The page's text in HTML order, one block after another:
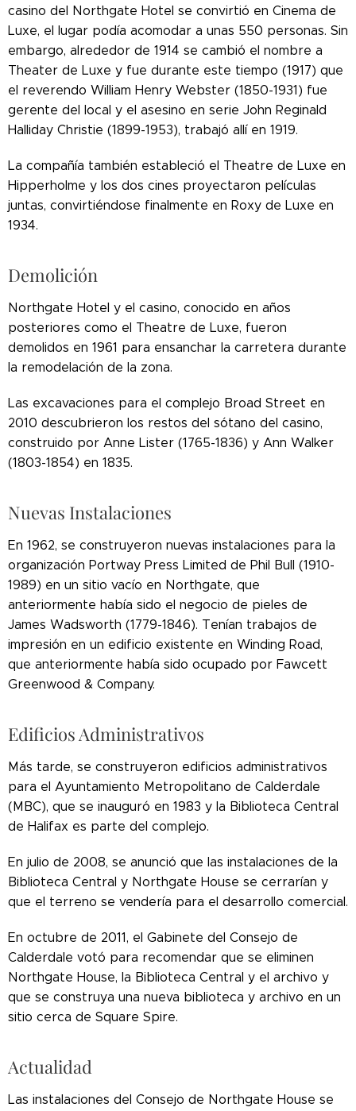
casino del Northgate Hotel se convirtió en Cinema de
Luxe, el lugar podía acomodar a unas 550 personas. Sin
embargo, alrededor de 1914 se cambió el nombre a
Theater de Luxe y fue durante este tiempo (1917) que
el reverendo William Henry Webster (1850-1931) fue
gerente del local y el asesino en serie John Reginald
Halliday Christie (1899-1953), trabajó allí en 1919.
La compañía también estableció el Theatre de Luxe en
Hipperholme y los dos cines proyectaron películas
juntas, convirtiéndose finalmente en Roxy de Luxe en
1934.
Demolición
Northgate Hotel y el casino, conocido en años
posteriores como el Theatre de Luxe, fueron
demolidos en 1961 para ensanchar la carretera durante
la remodelación de la zona.
Las excavaciones para el complejo Broad Street en
2010 descubrieron los restos del sótano del casino,
construido por Anne Lister (1765-1836) y Ann Walker
(1803-1854) en 1835.
Nuevas Instalaciones
En 1962, se construyeron nuevas instalaciones para la
organización Portway Press Limited de Phil Bull (1910-
1989) en un sitio vacío en Northgate, que
anteriormente había sido el negocio de pieles de
James Wadsworth (1779-1846). Tenían trabajos de
impresión en un edificio existente en Winding Road,
que anteriormente había sido ocupado por Fawcett
Greenwood & Company.
Edificios Administrativos
Más tarde, se construyeron edificios administrativos
para el Ayuntamiento Metropolitano de Calderdale
(MBC), que se inauguró en 1983 y la Biblioteca Central
de Halifax es parte del complejo.
En julio de 2008, se anunció que las instalaciones de la
Biblioteca Central y Northgate House se cerrarían y
que el terreno se vendería para el desarrollo comercial.
En octubre de 2011, el Gabinete del Consejo de
Calderdale votó para recomendar que se eliminen
Northgate House, la Biblioteca Central y el archivo y
que se construya una nueva biblioteca y archivo en un
sitio cerca de Square Spire.
Actualidad
Las instalaciones del Consejo de Northgate House se